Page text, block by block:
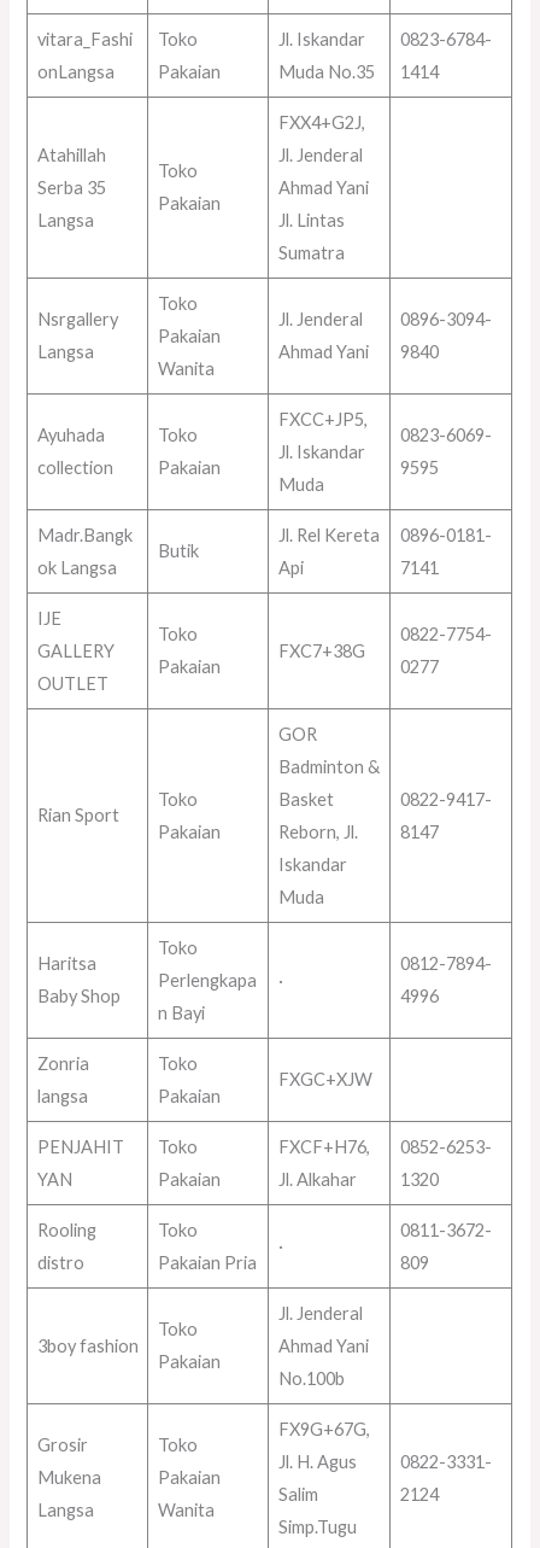
vitara_Fashi
onLangsa
Toko
Pakaian
Jl. Iskandar
Muda No.35
0823-6784-
1414
Atahillah
Serba 35
Langsa
Toko
Pakaian
FXX4+G2J,
Jl. Jenderal
Ahmad Yani
Jl. Lintas
Sumatra
Nsrgallery
Langsa
Toko
Pakaian
Wanita
Jl. Jenderal
Ahmad Yani
0896-3094-
9840
Ayuhada
collection
Toko
Pakaian
FXCC+JP5,
Jl. Iskandar
Muda
0823-6069-
9595
Madr.Bangk
ok Langsa
Butik
Jl. Rel Kereta
Api
0896-0181-
7141
IJE
GALLERY
OUTLET
Toko
Pakaian
FXC7+38G
0822-7754-
0277
Rian Sport
Toko
Pakaian
GOR
Badminton &
Basket
Reborn, Jl.
Iskandar
Muda
0822-9417-
8147
Haritsa
Baby Shop
Toko
Perlengkapa
n Bayi
·
0812-7894-
4996
Zonria
langsa
Toko
Pakaian
FXGC+XJW
PENJAHIT
YAN
Toko
Pakaian
FXCF+H76,
Jl. Alkahar
0852-6253-
1320
Rooling
distro
Toko
Pakaian Pria
·
0811-3672-
809
3boy fashion
Toko
Pakaian
Jl. Jenderal
Ahmad Yani
No.100b
Grosir
Mukena
Langsa
Toko
Pakaian
Wanita
FX9G+67G,
Jl. H. Agus
Salim
Simp.Tugu
0822-3331-
2124